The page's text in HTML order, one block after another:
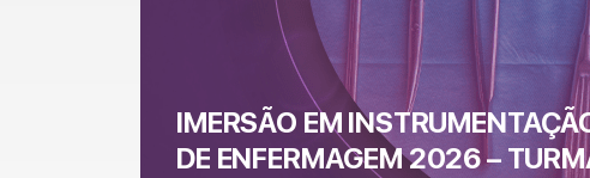
IMERSÃO EM
DE ENFERMAGEM 2026 –